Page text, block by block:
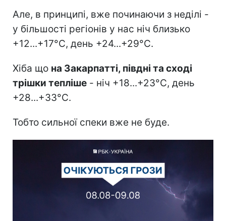
Але, в принципі, вже починаючи з неділі -
у більшості регіонів у нас ніч близько
+12...+17°C, день +24...+29°C.
Хіба що на Закарпатті, півдні та сході
трішки тепліше - ніч +18...+23°C, день
+28...+33°C.
Тобто сильної спеки вже не буде.